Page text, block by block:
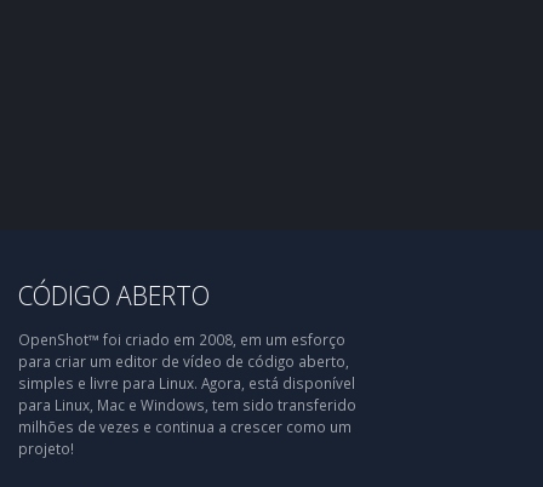
CÓDIGO ABERTO
OpenShot™ foi criado em 2008, em um esforço
para criar um editor de vídeo de código aberto,
simples e livre para Linux. Agora, está disponível
para Linux, Mac e Windows, tem sido transferido
milhões de vezes e continua a crescer como um
projeto!